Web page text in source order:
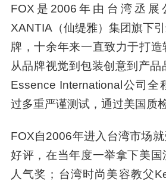
FOX是2006年由台湾丞展
XANTIA（仙缇雅）集团旗下
牌，十余年来一直致力于打造
从品牌视觉到包装创意到产品
Essence International公司全
过多重严谨测试，通过美国质
FOX自2006年进入台湾市场
好评，在当年度一举拿下美
人气奖；台湾时尚美容教父